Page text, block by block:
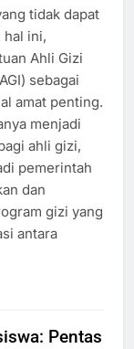
tidak dapat
hal ini,
Ahli Gizi
sebagai
amat penting.
menjadi
ahli gizi,
pemerintah
dan
gizi yang
antara
Pentas